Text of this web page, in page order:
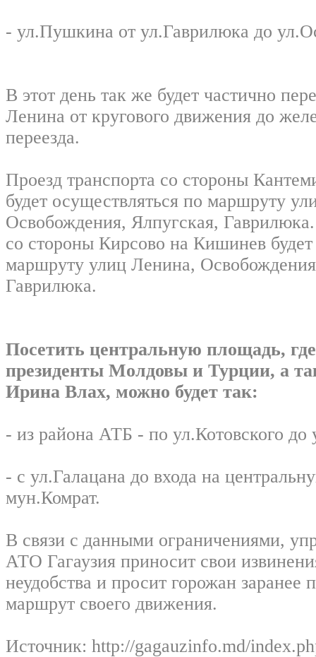
- ул.Пушкина от ул.Гаврилюка до
В этот день так же будет частично
Ленина от кругового движения до
переезда.
Проезд транспорта со стороны
будет осуществляться по маршруту
Освобождения, Ялпугская,
со стороны Кирсово на Кишинев
маршруту улиц Ленина,
Гаврилюка.
Посетить центральную площадь,
президенты Молдовы и Турции, а
Ирина Влах, можно будет так:
- из района АТБ - по ул.Котовского до
- с ул.Галацана до входа на
мун.Комрат.
В связи с данными ограничениями,
АТО Гагаузия приносит свои
неудобства и просит горожан заранее
маршрут своего движения.
Источник: http://gagauzinfo.md/